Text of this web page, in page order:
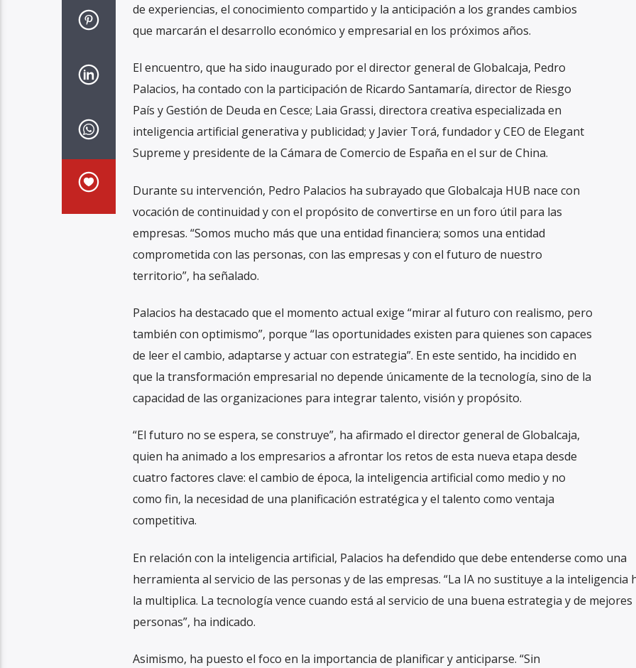
de experiencias, el conocimiento compartido y la anticipación a los grandes cambios
que marcarán el desarrollo económico y empresarial en los próximos años.
El encuentro, que ha sido inaugurado por el director general de Globalcaja, Pedro
Palacios, ha contado con la participación de Ricardo Santamaría, director de Riesgo
País y Gestión de Deuda en Cesce; Laia Grassi, directora creativa especializada en
inteligencia artificial generativa y publicidad; y Javier Torá, fundador y CEO de Elegant
Supreme y presidente de la Cámara de Comercio de España en el sur de China.
Durante su intervención, Pedro Palacios ha subrayado que Globalcaja HUB nace con
vocación de continuidad y con el propósito de convertirse en un foro útil para las
empresas. “Somos mucho más que una entidad financiera; somos una entidad
comprometida con las personas, con las empresas y con el futuro de nuestro
territorio”, ha señalado.
Palacios ha destacado que el momento actual exige “mirar al futuro con realismo, pero
también con optimismo”, porque “las oportunidades existen para quienes son capaces
de leer el cambio, adaptarse y actuar con estrategia”. En este sentido, ha incidido en
que la transformación empresarial no depende únicamente de la tecnología, sino de la
capacidad de las organizaciones para integrar talento, visión y propósito.
“El futuro no se espera, se construye”, ha afirmado el director general de Globalcaja,
quien ha animado a los empresarios a afrontar los retos de esta nueva etapa desde
cuatro factores clave: el cambio de época, la inteligencia artificial como medio y no
como fin, la necesidad de una planificación estratégica y el talento como ventaja
competitiva.
En relación con la inteligencia artificial, Palacios ha defendido que debe entenderse como una
herramienta al servicio de las personas y de las empresas. “La IA no sustituye a la inteligencia
la multiplica. La tecnología vence cuando está al servicio de una buena estrategia y de mejores
personas”, ha indicado.
Asimismo, ha puesto el foco en la importancia de planificar y anticiparse. “Sin